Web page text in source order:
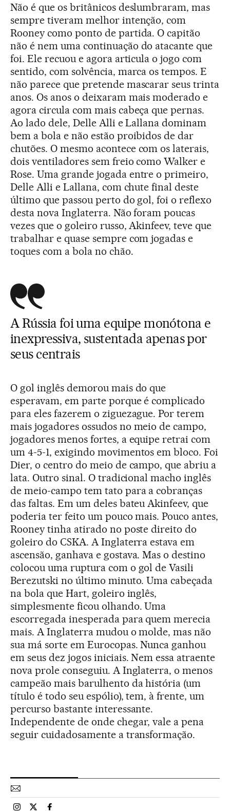
Não é que os britânicos deslumbraram, mas
sempre tiveram melhor intenção, com
Rooney como ponto de partida. O capitão
não é nem uma continuação do atacante que
foi. Ele recuou e agora articula o jogo com
sentido, com solvência, marca os tempos. E
não parece que pretende mascarar seus trinta
anos. Os anos o deixaram mais moderado e
agora circula com mais cabeça que pernas.
Ao lado dele, Delle Alli e Lallana dominam
bem a bola e não estão proibidos de dar
chutões. O mesmo acontece com os laterais,
dois ventiladores sem freio como Walker e
Rose. Uma grande jogada entre o primeiro,
Delle Alli e Lallana, com chute final deste
último que passou perto do gol, foi o reflexo
desta nova Inglaterra. Não foram poucas
vezes que o goleiro russo, Akinfeev, teve que
trabalhar e quase sempre com jogadas e
toques com a bola no chão.
A Rússia foi uma equipe monótona e
inexpressiva, sustentada apenas por
seus centrais
O gol inglês demorou mais do que
esperavam, em parte porque é complicado
para eles fazerem o ziguezague. Por terem
mais jogadores ossudos no meio de campo,
jogadores menos fortes, a equipe retrai com
um 4-5-1, exigindo movimentos em bloco. Foi
Dier, o centro do meio de campo, que abriu a
lata. Outro sinal. O tradicional macho inglês
de meio-campo tem tato para a cobranças
das faltas. Em um deles bateu Akinfeev, que
poderia ter feito um pouco mais. Pouco antes,
Rooney tinha atirado no poste direito do
goleiro do CSKA. A Inglaterra estava em
ascensão, ganhava e gostava. Mas o destino
colocou uma ruptura com o gol de Vasili
Berezutski no último minuto. Uma cabeçada
na bola que Hart, goleiro inglês,
simplesmente ficou olhando. Uma
escorregada inesperada para quem merecia
mais. A Inglaterra mudou o molde, mas não
sua má sorte em Eurocopas. Nunca ganhou
em seus dez jogos iniciais. Nem essa atraente
nova prole conseguiu. A Inglaterra, o menos
campeão mais barulhento da história (um
título é todo seu espólio), tem, à frente, um
percurso bastante interessante.
Independente de onde chegar, vale a pena
seguir cuidadosamente a transformação.